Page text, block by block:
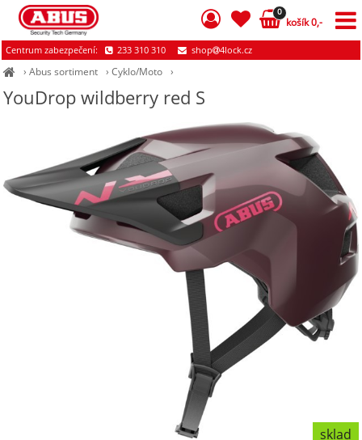
›Abus sortiment ›Cyklo/Moto ›
YouDrop wildberry red S
sklad
0
košík 0,-
Centrum zabezpečení: 233 310 310 shop 4lock.cz